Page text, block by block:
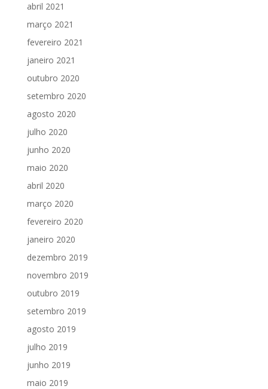
abril 2021
março 2021
fevereiro 2021
janeiro 2021
outubro 2020
setembro 2020
agosto 2020
julho 2020
junho 2020
maio 2020
abril 2020
março 2020
fevereiro 2020
janeiro 2020
dezembro 2019
novembro 2019
outubro 2019
setembro 2019
agosto 2019
julho 2019
junho 2019
maio 2019